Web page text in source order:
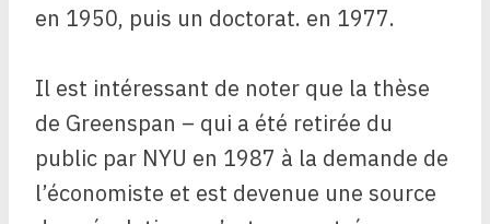
en 1950, puis un doctorat. en 1977.
Il est intéressant de noter que la thèse
de Greenspan – qui a été retirée du
public par NYU en 1987 à la demande de
l’économiste et est devenue une source